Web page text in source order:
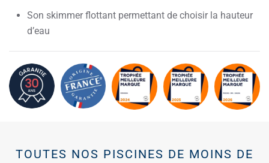
Son skimmer flottant permettant de choisir la hauteur
d’eau
TOUTES NOS PISCINES DE MOINS DE